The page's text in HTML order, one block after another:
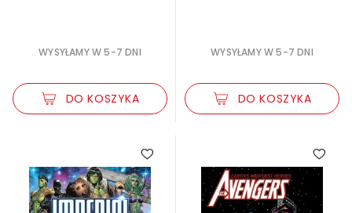
WYSYŁAMY W 5-7 DNI
DO KOSZYKA
WYSYŁAMY W 5-7 DNI
DO KOSZYKA